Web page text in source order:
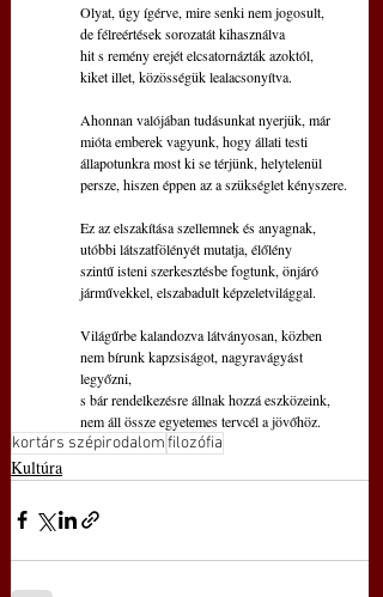
Olyat, úgy ígérve, mire senki nem jogosult,
de félreértések sorozatát kihasználva
hit s remény erejét elcsatornázták azoktól,
kiket illet, közösségük lealacsonyítva.
Ahonnan valójában tudásunkat nyerjük, már
mióta emberek vagyunk, hogy állati testi
állapotunkra most ki se térjünk, helytelenül
persze, hiszen éppen az a szükséglet kényszere.
Ez az elszakítása szellemnek és anyagnak,
utóbbi látszatfölényét mutatja, élőlény
szintű isteni szerkesztésbe fogtunk, önjáró
járművekkel, elszabadult képzeletvilággal.
Világűrbe kalandozva látványosan, közben
nem bírunk kapzsiságot, nagyravágyást
legyőzni,
s bár rendelkezésre állnak hozzá eszközeink,
nem áll össze egyetemes tervcél a jövőhöz.
kortárs szépirodalomfilozófia
Kultúra